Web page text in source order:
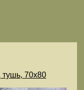
тушь, 70х80